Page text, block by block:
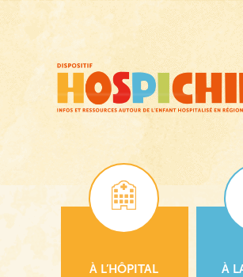
principal
À L’HÔPITAL À